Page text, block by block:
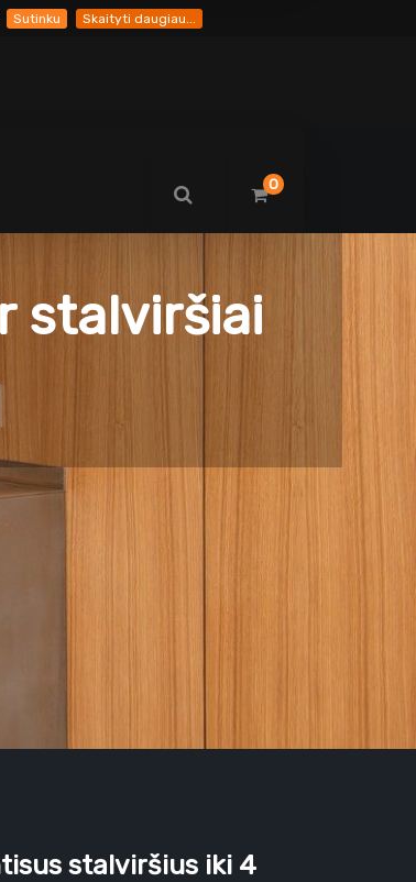
Sutinku Skaityti daugiau...
0
stalviršiai
stalviršius iki 4